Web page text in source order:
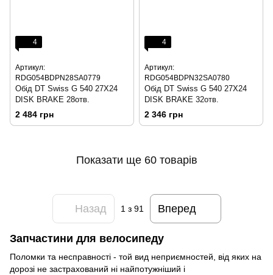
4
Артикул:
RDG054BDPN28SA0779
Обід DT Swiss G 540 27X24
DISK BRAKE 28отв.
2 484 грн
4
Артикул:
RDG054BDPN32SA0780
Обід DT Swiss G 540 27X24
DISK BRAKE 32отв.
2 346 грн
Показати ще 60 товарів
Назад 1з 91 Вперед
Запчастини для велосипеду
Поломки та несправності - той вид неприємностей, від яких на
дорозі не застрахований ні найпотужніший і